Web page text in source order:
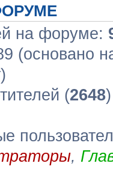
на форуме:
(основано
(2648
,